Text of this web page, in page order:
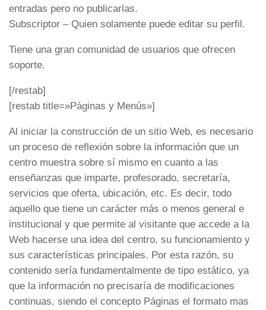
entradas pero no publicarlas.
Subscriptor – Quien solamente puede editar su perfil.
Tiene una gran comunidad de usuarios que ofrecen
soporte.
[/restab]
[restab title=»Páginas y Menús»]
Al iniciar la construcción de un sitio Web, es necesario
un proceso de reflexión sobre la información que un
centro muestra sobre sí mismo en cuanto a las
enseñanzas que imparte, profesorado, secretaría,
servicios que oferta, ubicación, etc. Es decir, todo
aquello que tiene un carácter más o menos general e
institucional y que permite al visitante que accede a la
Web hacerse una idea del centro, su funcionamiento y
sus características principales. Por esta razón, su
contenido sería fundamentalmente de tipo estático, ya
que la información no precisaría de modificaciones
continuas, siendo el concepto Páginas el formato mas